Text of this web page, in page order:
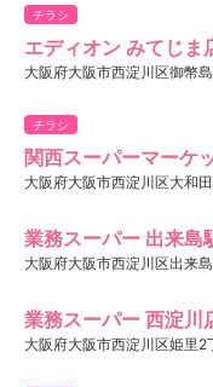
チラシ
エディオン みてじま
大阪府大阪市西淀川区御幣
チラシ
関西スーパーマーケ
大阪府大阪市西淀川区大和
業務スーパー 出来島
大阪府大阪市西淀川区出来
業務スーパー 西淀川
大阪府大阪市西淀川区姫里